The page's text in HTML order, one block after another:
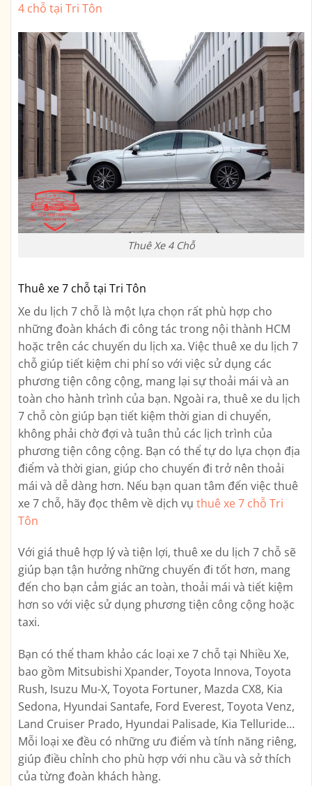
4 chỗ tại Tri Tôn
Thuê Xe 4 Chỗ
Thuê xe 7 chỗ tại Tri Tôn
Xe du lịch 7 chỗ là một lựa chọn rất phù hợp cho
những đoàn khách đi công tác trong nội thành HCM
hoặc trên các chuyến du lịch xa. Việc thuê xe du lịch 7
chỗ giúp tiết kiệm chi phí so với việc sử dụng các
phương tiện công cộng, mang lại sự thoải mái và an
toàn cho hành trình của bạn. Ngoài ra, thuê xe du lịch
7 chỗ còn giúp bạn tiết kiệm thời gian di chuyển,
không phải chờ đợi và tuân thủ các lịch trình của
phương tiện công cộng. Bạn có thể tự do lựa chọn địa
điểm và thời gian, giúp cho chuyến đi trở nên thoải
mái và dễ dàng hơn. Nếu bạn quan tâm đến việc thuê
xe 7 chỗ, hãy đọc thêm về dịch vụ thuê xe 7 chỗ Tri
Tôn
Với giá thuê hợp lý và tiện lợi, thuê xe du lịch 7 chỗ sẽ
giúp bạn tận hưởng những chuyến đi tốt hơn, mang
đến cho bạn cảm giác an toàn, thoải mái và tiết kiệm
hơn so với việc sử dụng phương tiện công cộng hoặc
taxi.
Bạn có thể tham khảo các loại xe 7 chỗ tại Nhiều Xe,
bao gồm Mitsubishi Xpander, Toyota Innova, Toyota
Rush, Isuzu Mu-X, Toyota Fortuner, Mazda CX8, Kia
Sedona, Hyundai Santafe, Ford Everest, Toyota Venz,
Land Cruiser Prado, Hyundai Palisade, Kia Telluride…
Mỗi loại xe đều có những ưu điểm và tính năng riêng,
giúp điều chỉnh cho phù hợp với nhu cầu và sở thích
của từng đoàn khách hàng.